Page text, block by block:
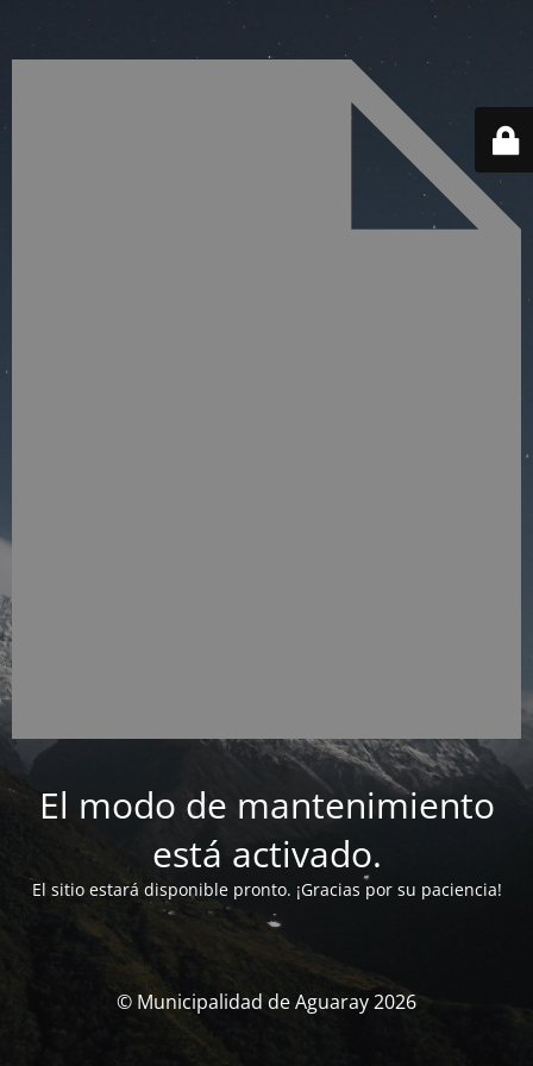
El modo de mantenimiento
está activado.
El sitio estará disponible pronto. ¡Gracias por su paciencia!
© Municipalidad de Aguaray 2026